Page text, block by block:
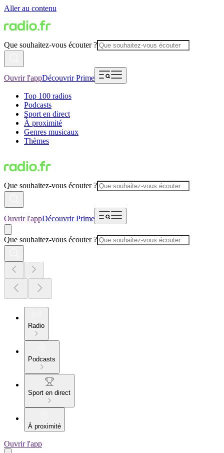
Aller au contenu
Que souhaitez-vous écouter ?
Ouvrir l'appDécouvrir Prime
Top 100 radios
Podcasts
Sport en direct
À proximité
Genres musicaux
Thèmes
Que souhaitez-vous écouter ?
Ouvrir l'appDécouvrir Prime
Que souhaitez-vous écouter ?
Radio
Podcasts
Sport en direct
À proximité
Ouvrir l'app